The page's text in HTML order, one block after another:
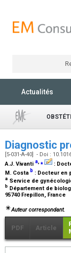
Actualités
Diagnostic
[5-031-A-40] - Doi :
A.J. Vivanti a,⁎ :
M. Costa b : Docteur en
a Service de
b Département de
95740 Frepillon, France
Auteur correspondant.
PDF Article